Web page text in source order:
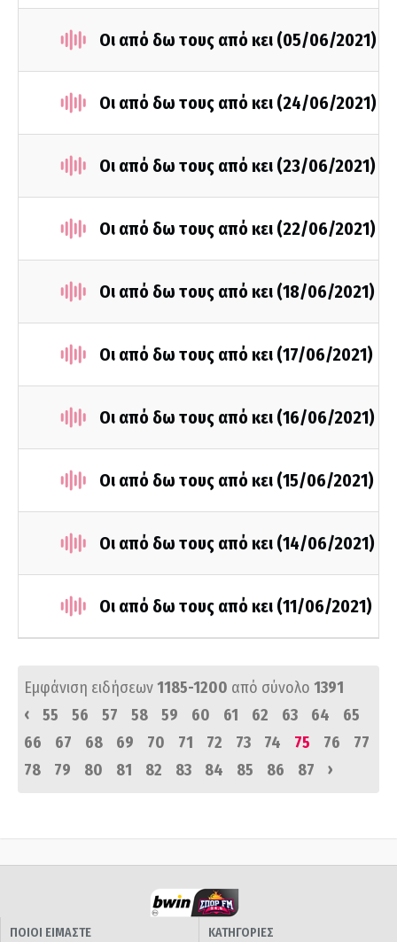
Οι από δω τους από κει (05/06/2021)
Οι από δω τους από κει (24/06/2021)
Οι από δω τους από κει (23/06/2021)
Οι από δω τους από κει (22/06/2021)
Οι από δω τους από κει (18/06/2021)
Οι από δω τους από κει (17/06/2021)
Οι από δω τους από κει (16/06/2021)
Οι από δω τους από κει (15/06/2021)
Οι από δω τους από κει (14/06/2021)
Οι από δω τους από κει (11/06/2021)
Εμφάνιση ειδήσεων1185-1200 από σύνολο 1391
‹
55 56 57 58 59 60 61 62 63 64
65
66
67 68 69 70 71 72 73 74 75 76
77
78
79 80 81 82 83 84 85 86 87 ›
ΠΟΙΟΙ ΕΙΜΑΣΤΕ
ΚΑΤΗΓΟΡΙΕΣ